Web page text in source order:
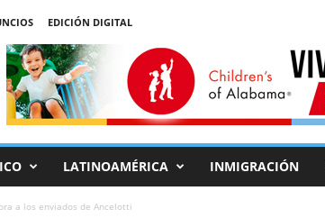
EDICIÓN DIGITAL
LATINOAMÉRICA INMIGRACIÓN
a los enviados de Ancelotti